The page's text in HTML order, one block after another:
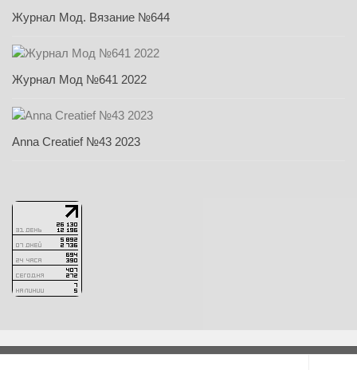
Журнал Мод. Вязание №644
Журнал Мод №641 2022
Anna Creatief №43 2023